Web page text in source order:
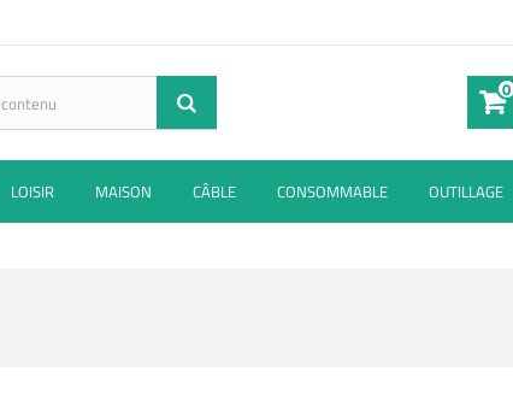
0
LOISIR MAISON CÂBLE CONSOMMABLE OUTILLAGE